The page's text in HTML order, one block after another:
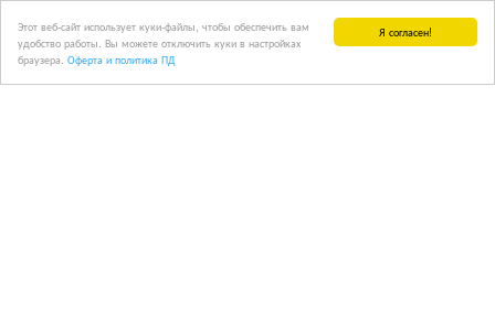
Я согласен!
Этот веб-сайт использует куки-файлы, чтобы обеспечить вам
удобство работы. Вы можете отключить куки в настройках
браузера. Оферта и политика ПД